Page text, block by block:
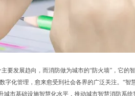
要发展趋向，而消防做为城市的“防火墙”，它的
字化管理，愈来愈受到社会各界的广泛关注。“智
市基础设施智慧化水平，推动城市智慧消防系